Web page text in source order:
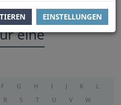
EINSTELLUNGEN
eine
F G H I J K
L
R S T U V
W